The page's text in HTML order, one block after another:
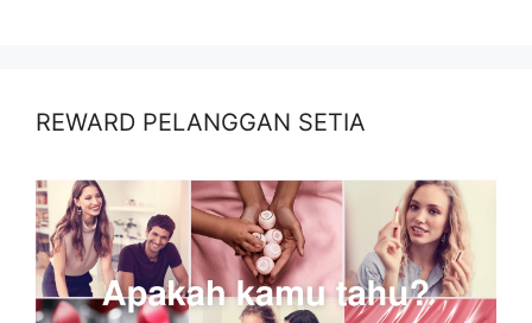
REWARD PELANGGAN SETIA